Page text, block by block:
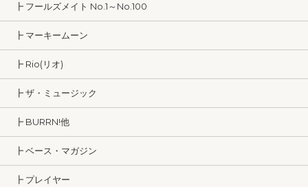
┣ フールズメイト No.1～No.100
┣ マーキームーン
┣ Rio(リオ)
┣ ザ・ミュージック
┣ BURRN!他
┣ ベース・マガジン
┣ プレイヤー